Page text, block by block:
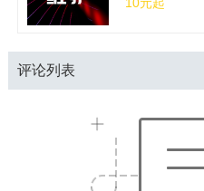
10元起
评论列表